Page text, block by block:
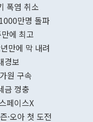
무너졌다고
함께 4자 대
"우리의 선
며 월간 기
196.9% 급
수출은
기록했지만
폭염 취소
만명 돌파
에 최고
만에 막 내려
경보
원 구속
금 껑충
페이스X
·오아 첫 도전